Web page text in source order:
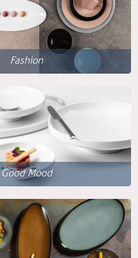
Fashion
Good Mood